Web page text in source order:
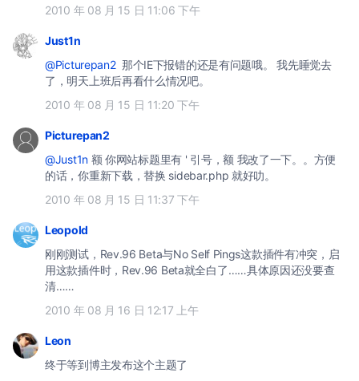
2010 年 08 月 15 日 11:06 下午
Just1n
@Picturepan2那个IE下报错的还是有问题哦。 我先睡觉去
了，明天上班后再看什么情况吧。
2010 年 08 月 15 日 11:20 下午
Picturepan2
@Just1n额 你网站标题里有 ' 引号，额 我改了一下。。方便
的话，你重新下载，替换 sidebar.php 就好叻。
2010 年 08 月 15 日 11:37 下午
Leopold
刚刚测试，Rev.96 Beta与No Self Pings这款插件有冲突，启
用这款插件时，Rev.96 Beta就全白了……具体原因还没要查
清……
2010 年 08 月 16 日 12:17 上午
Leon
终于等到博主发布这个主题了